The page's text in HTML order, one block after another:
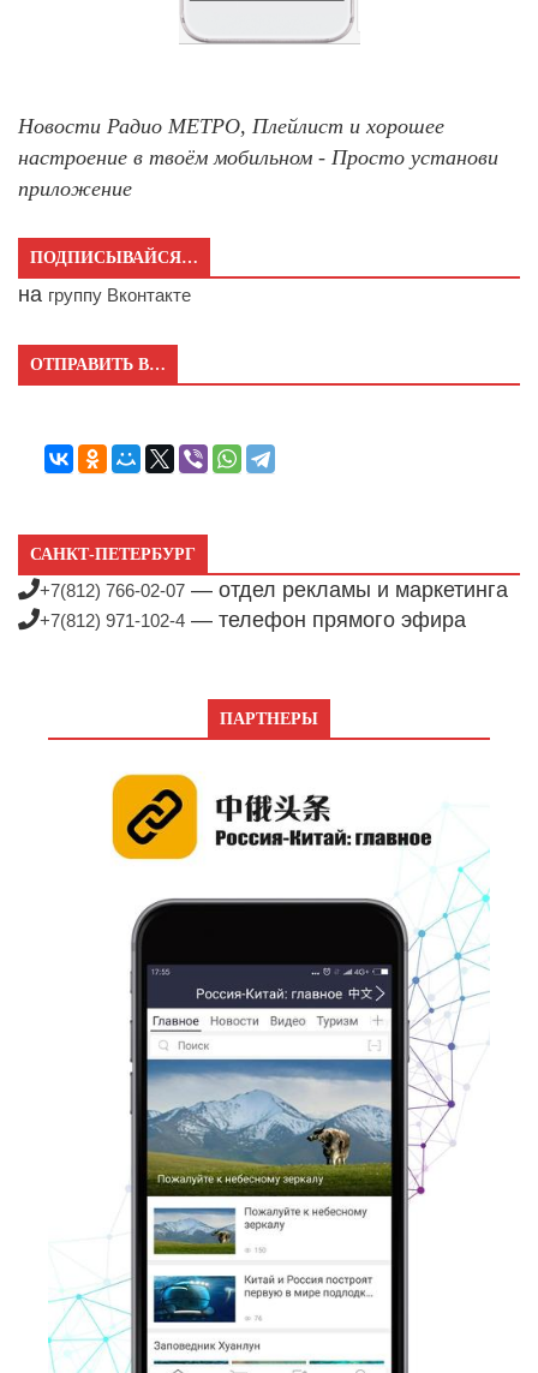
Новости Радио МЕТРО, Плейлист и хорошее
настроение в твоём мобильном - Просто установи
приложение
ПОДПИСЫВАЙСЯ…
на группу Вконтакте
ОТПРАВИТЬ В…
САНКТ-ПЕТЕРБУРГ
+7(812) 766-02-07 — отдел рекламы и маркетинга
+7(812) 971-102-4 — телефон прямого эфира
ПАРТНЕРЫ